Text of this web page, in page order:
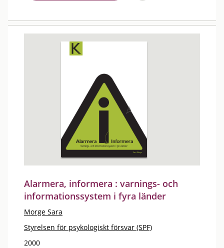
Alarmera, informera : varnings- och
informationssystem i fyra länder
Morge Sara
Styrelsen för psykologiskt försvar (SPF)
2000